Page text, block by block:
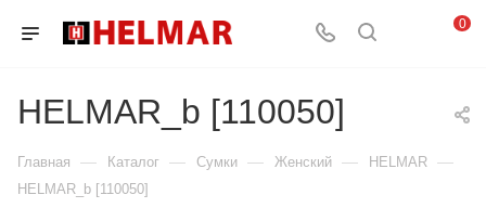
0
HELMAR_b [110050]
Главная — Каталог — Сумки — Женский — HELMAR —
HELMAR_b [110050]